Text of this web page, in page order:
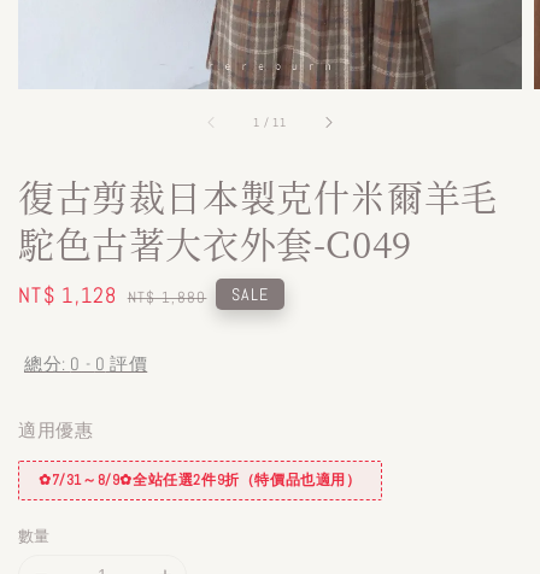
1 / 11
復古剪裁日本製克什米爾羊毛
駝色古著大衣外套-C049
Sale
NT$ 1,128 Regular
NT$ 1,880 SALE
總分: 0 - 0 評價
適用優惠
✿7/31～8/9✿全站任選2件9折（特價品也適用）
數量